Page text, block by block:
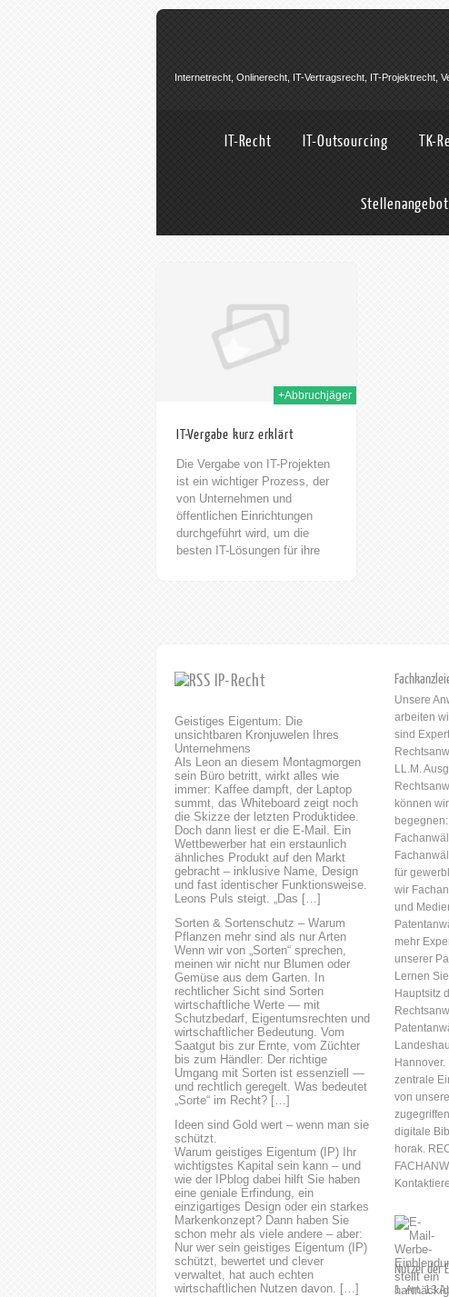
Internetrecht, Onlinerecht, IT-Vertragsrecht, IT-Projektrecht,
IT-Recht IT-Outsourcing TK-
+Abbruchjäger
IT-Vergabe kurz erklärt
Die Vergabe von IT-Projekten
ist ein wichtiger Prozess, der
von Unternehmen und
öffentlichen Einrichtungen
durchgeführt wird, um die
besten IT-Lösungen für ihre
ist ein wichtiger Prozess, der
von Unternehmen und
durchgeführt wird, um die
besten IT-Lösungen für ihre
Bedürfnisse zu finden. horak.
RECHTSANWÄLTE/
FACHANWÄLTE /
PATENTANWÄLTE Rufen Sie
uns einfach an. Wir beraten
Sie gerne. Eine erfolgreiche
IT-Vergabe erfordert eine
sorgfältige Planung und
Vorbereitung. Zunächst
des Unternehmens oder der
öffentlichen Einrichtung klar
definiert werden. Dies umfasst
die Identifizierung der
benötigten IT-Lösungen, die
Funktionalität, die Leistung
und...
IP-Recht
Geistiges Eigentum: Die
unsichtbaren Kronjuwelen Ihres
Unternehmens
Als Leon an diesem Montagmorgen
sein Büro betritt, wirkt alles wie
immer: Kaffee dampft, der Laptop
summt, das Whiteboard zeigt noch
die Skizze der letzten Produktidee.
Doch dann liest er die E-Mail. Ein
Wettbewerber hat ein erstaunlich
ähnliches Produkt auf den Markt
gebracht – inklusive Name, Design
und fast identischer Funktionsweise.
Leons Puls steigt. „Das […]
Sorten & Sortenschutz – Warum
Pflanzen mehr sind als nur Arten
Wenn wir von „Sorten“ sprechen,
meinen wir nicht nur Blumen oder
Gemüse aus dem Garten. In
rechtlicher Sicht sind Sorten
wirtschaftliche Werte — mit
Schutzbedarf, Eigentumsrechten und
wirtschaftlicher Bedeutung. Vom
Saatgut bis zur Ernte, vom Züchter
bis zum Händler: Der richtige
Umgang mit Sorten ist essenziell —
und rechtlich geregelt. Was bedeutet
„Sorte“ im Recht? […]
Ideen sind Gold wert – wenn man sie
schützt.
Warum geistiges Eigentum (IP) Ihr
wichtigstes Kapital sein kann – und
wie der IPblog dabei hilft Sie haben
eine geniale Erfindung, ein
einzigartiges Design oder ein starkes
Markenkonzept? Dann haben Sie
schon mehr als viele andere – aber:
Nur wer sein geistiges Eigentum (IP)
schützt, bewertet und clever
verwaltet, hat auch echten
wirtschaftlichen Nutzen davon. […]
Unsere
arbeiten
sind
LL.M.
können
für
wir
und
mehr
unserer
Lernen
Hauptsitz
zentrale
von
digitale
horak.
Nutzer der
1. Art. 13